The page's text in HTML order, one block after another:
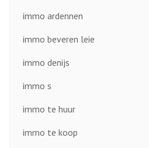
immo ardennen
immo beveren leie
immo denijs
immo s
immo te huur
immo te koop